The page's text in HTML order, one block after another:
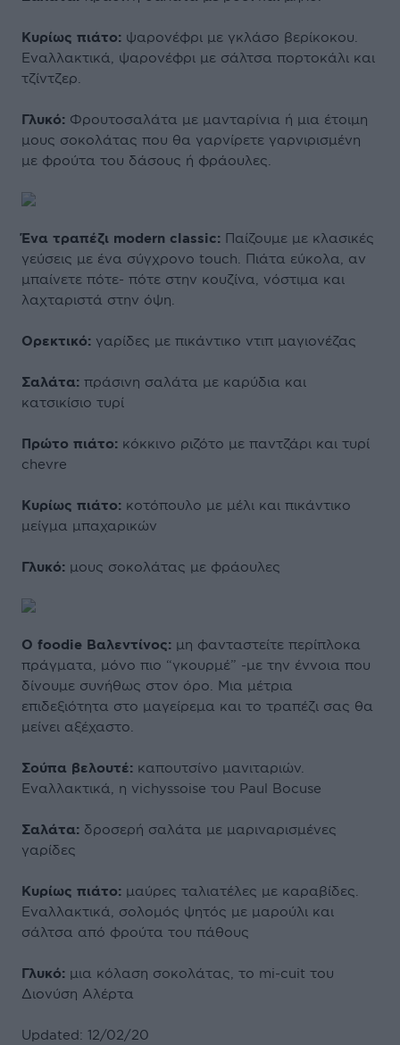
Κυρίως πιάτο: ψαρονέφρι με γκλάσο βερίκοκου.
Εναλλακτικά, ψαρονέφρι με σάλτσα πορτοκάλι και
τζίντζερ.
Γλυκό: Φρουτοσαλάτα με μανταρίνια ή μια έτοιμη
μους σοκολάτας που θα γαρνίρετε γαρνιρισμένη
με φρούτα του δάσους ή φράουλες.
Ένα τραπέζι modern classic: Παίζουμε με κλασικές
γεύσεις με ένα σύγχρονο touch. Πιάτα εύκολα, αν
μπαίνετε πότε- πότε στην κουζίνα, νόστιμα και
λαχταριστά στην όψη.
Oρεκτικό: γαρίδες με πικάντικο ντιπ μαγιονέζας
Σαλάτα: πράσινη σαλάτα με καρύδια και
κατσικίσιο τυρί
Πρώτο πιάτο: κόκκινο ριζότο με παντζάρι και τυρί
chevre
Κυρίως πιάτο: κοτόπουλο με μέλι και πικάντικο
μείγμα μπαχαρικών
Γλυκό: μους σοκολάτας με φράουλες
Ο foodie Βαλεντίνος: μη φανταστείτε περίπλοκα
πράγματα, μόνο πιο “γκουρμέ” -με την έννοια που
δίνουμε συνήθως στον όρο. Μια μέτρια
επιδεξιότητα στο μαγείρεμα και το τραπέζι σας θα
μείνει αξέχαστο.
Σούπα βελουτέ: καπουτσίνο μανιταριών.
Εναλλακτικά, η vichyssoise του Paul Bocuse
Σαλάτα: δροσερή σαλάτα με μαριναρισμένες
γαρίδες
Κυρίως πιάτο: μαύρες ταλιατέλες με καραβίδες.
Εναλλακτικά, σολομός ψητός με μαρούλι και
σάλτσα από φρούτα του πάθους
Γλυκό: μια κόλαση σοκολάτας, το mi-cuit του
Διονύση Αλέρτα
Updated: 12/02/20